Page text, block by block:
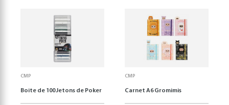
CMP
Boite de 100 Jetons de Poker
CMP
Carnet A6 Gromimis